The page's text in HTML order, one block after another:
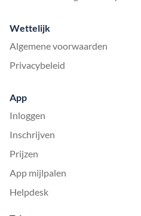
Wettelijk
Algemene voorwaarden
Privacybeleid
App
Inloggen
Inschrijven
Prijzen
App mijlpalen
Helpdesk